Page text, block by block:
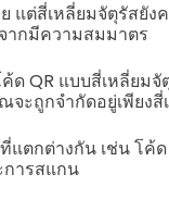
แต่สี่เหลี่ยมจัตุรัสยั
ากมีความสมมาตร
QR แบบสี่เหลี่ยมจั
ะถูกจำกัดอยู่เพียงสี่
แตกต่างกัน เช่น โค้
การสแกน